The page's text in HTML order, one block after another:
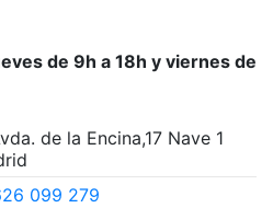
de 9h a 18h y viernes de
de la Encina,17 Nave 1
099 279